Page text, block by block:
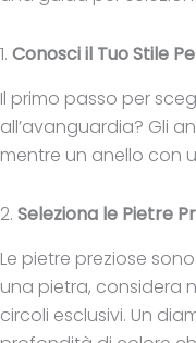
1. Conosci il Tuo Stile
Il primo passo per
all’avanguardia? Gli
mentre un anello con
2. Seleziona le Pietre
Le pietre preziose
una pietra, considera
circoli esclusivi. Un